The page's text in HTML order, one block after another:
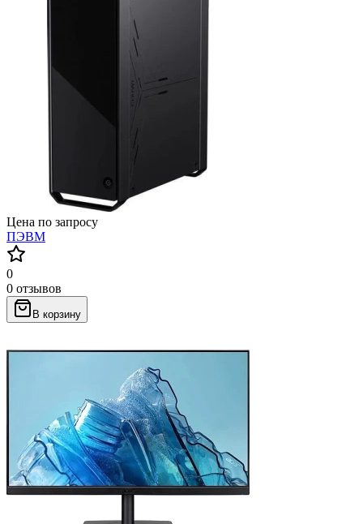
Цена по запросу
ПЭВМ
0
0 отзывов
В корзину